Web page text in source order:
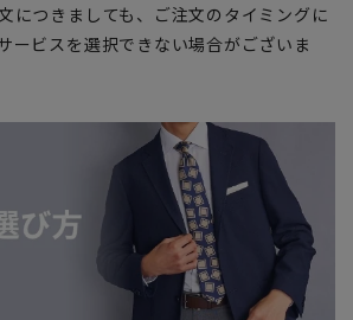
につきましても、ご注文のタイミングに
ービスを選択できない場合がございま